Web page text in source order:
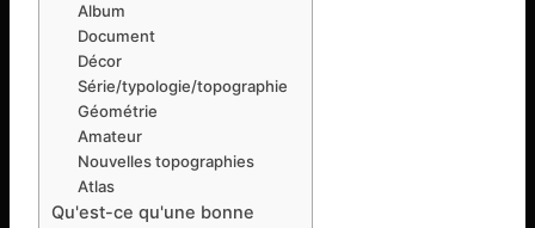
Album
Document
Décor
Série/typologie/topographie
Géométrie
Amateur
Nouvelles topographies
Atlas
Qu'est-ce qu'une bonne